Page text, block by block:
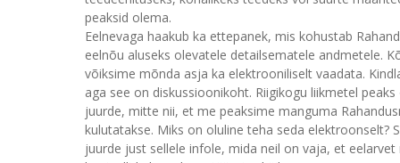
peaksid olema.
Eelnevaga haakub ka ettepanek, mis kohustab
eelnõu aluseks olevatele detailsematele andmetele.
võiksime mõnda asja ka elektrooniliselt vaadata.
aga see on diskussioonikoht. Riigikogu liikmetel
juurde, mitte nii, et me peaksime manguma
kulutatakse. Miks on oluline teha seda elektroonselt?
juurde just sellele infole, mida neil on vaja, et